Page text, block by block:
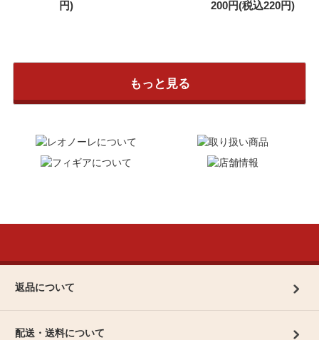
円)
200円(税込220円)
もっと見る
返品について
配送・送料について